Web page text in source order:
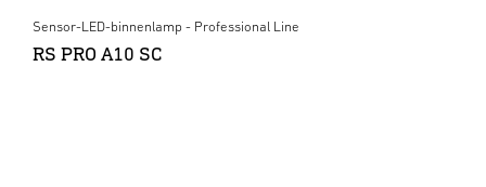
Sensor-LED-binnenlamp - Professional Line
RS PRO A10 SC